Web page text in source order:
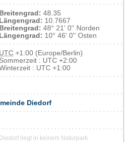
Breitengrad: 48.35
Längengrad: 10.7667
Breitengrad: 48° 21' 0'' Norden
Längengrad: 10° 46' 0'' Osten
UTC +1:00 (Europe/Berlin)
Sommerzeit : UTC +2:00
: UTC +1:00
Diedorf
Diedorf liegt in keinem Naturpark